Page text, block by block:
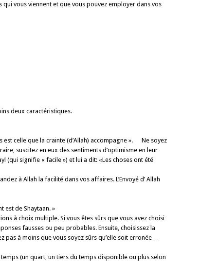
vous viennent et que vous pouvez employer dans vos
deux carac­téristiques.
est celle que la crainte (d’Allah) accompagne ». Ne soyez
suscitez en eux des sentiments d’optimisme en leur
(qui signifie « facile ») et lui a dit: «Les choses ont été
à Allah la facilité dans vos affaires. L’Envoyé d’ Allah
est de Shaytaan. »
à choix multiple. Si vous êtes sûrs que vous avez choisi
fausses ou peu probables. Ensuite, choisissez la
à moins que vous soyez sûrs qu’elle soit erronée –
(un quart, un tiers du temps disponible ou plus selon